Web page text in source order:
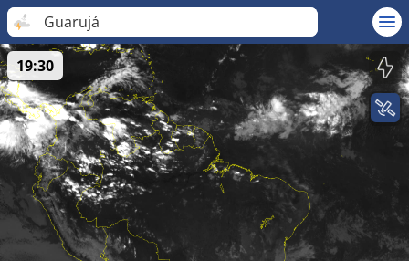
Guarujá
19:30